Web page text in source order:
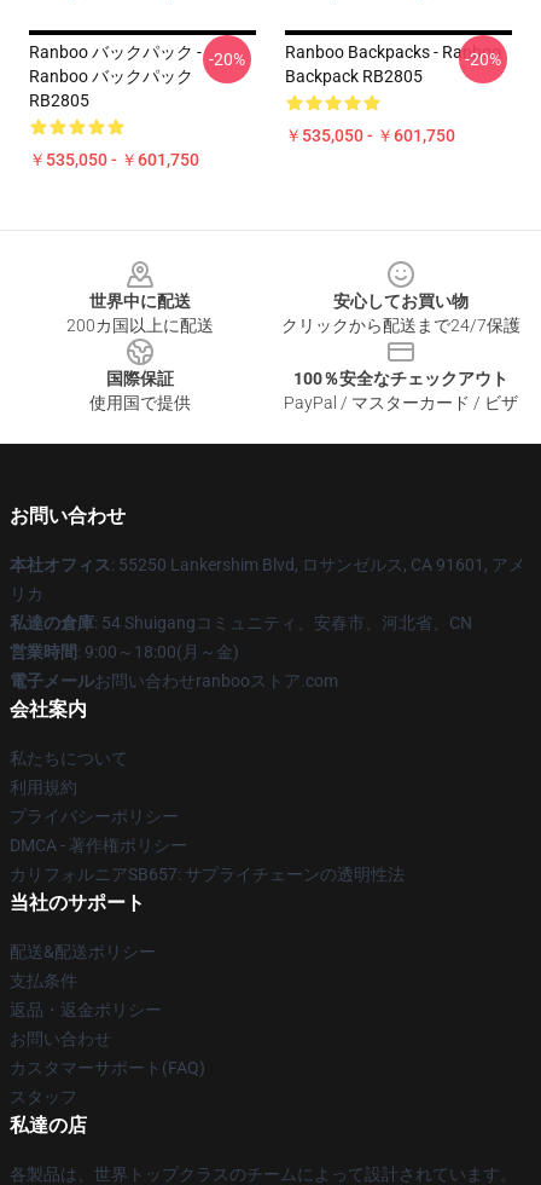
Ranboo バックパック -
Ranboo バックパック
RB2805
￥535,050 - ￥601,750
-20%
Ranboo Backpacks - Ranboo
Backpack RB2805
￥535,050 - ￥601,750
-20%
世界中に配送
200カ国以上に配送
安心してお買い物
クリックから配送まで24/7保護
国際保証
使用国で提供
100％安全なチェックアウト
PayPal / マスターカード / ビザ
お問い合わせ
本社オフィス: 55250 Lankershim Blvd, ロサンゼルス, CA 91601, アメ
リカ
私達の倉庫: 54 Shuigangコミュニティ、安春市、河北省、CN
営業時間: 9:00～18:00(月～金)
電子メールお問い合わせranbooストア.com
会社案内
私たちについて
利用規約
プライバシーポリシー
DMCA - 著作権ポリシー
カリフォルニアSB657: サプライチェーンの透明性法
当社のサポート
配送&配送ポリシー
支払条件
返品・返金ポリシー
お問い合わせ
カスタマーサポート(FAQ)
スタッフ
私達の店
各製品は、世界トップクラスのチームによって設計されています。